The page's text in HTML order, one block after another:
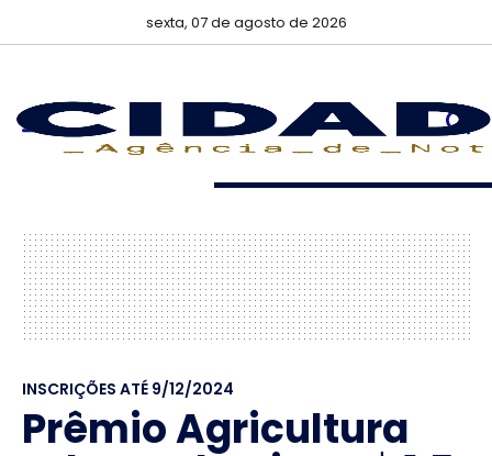
sexta, 07 de agosto de 2026
INSCRIÇÕES ATÉ 9/12/2024
Prêmio Agricultura